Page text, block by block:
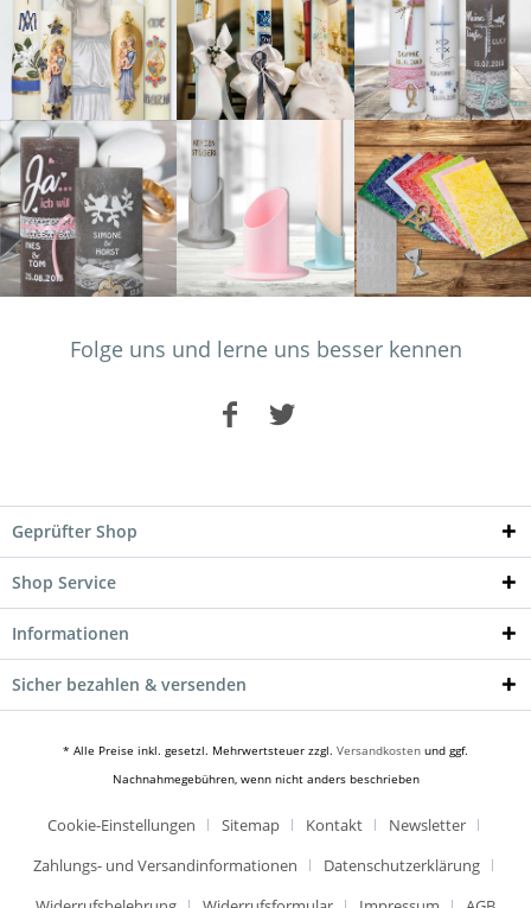
Folge uns und lerne uns besser kennen
Geprüfter Shop
Shop Service
Informationen
Sicher bezahlen & versenden
* Alle Preise inkl. gesetzl. Mehrwertsteuer zzgl. Versandkosten und ggf.
Nachnahmegebühren, wenn nicht anders beschrieben
Cookie-Einstellungen Sitemap Kontakt
Newsletter
Zahlungs- und Versandinformationen
Datenschutzerklärung